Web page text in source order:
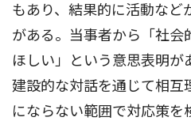
もあり、結果的に活動など
がある。当事者から「社会
ほしい」という意思表明が
建設的な対話を通じて相互
にならない範囲で対応策